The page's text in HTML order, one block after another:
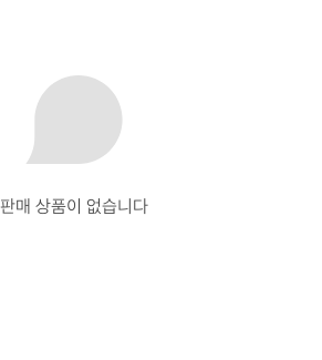
판매 상품이 없습니다